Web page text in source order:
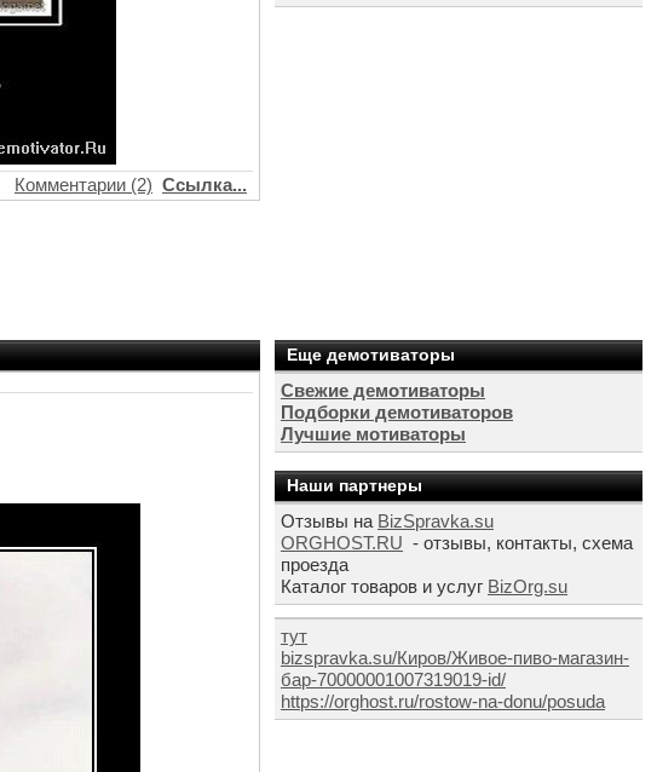
Комментарии (2) Ссылка...
Еще демотиваторы
Свежие демотиваторы
Подборки демотиваторов
Лучшие мотиваторы
Наши партнеры
Отзывы на BizSpravka.su
ORGHOST.RU - отзывы, контакты, схема
проезда
Каталог товаров и услуг BizOrg.su
тут
bizspravka.su/Киров/Живое-пиво-магазин-
бар-70000001007319019-id/
https://orghost.ru/rostow-na-donu/posuda